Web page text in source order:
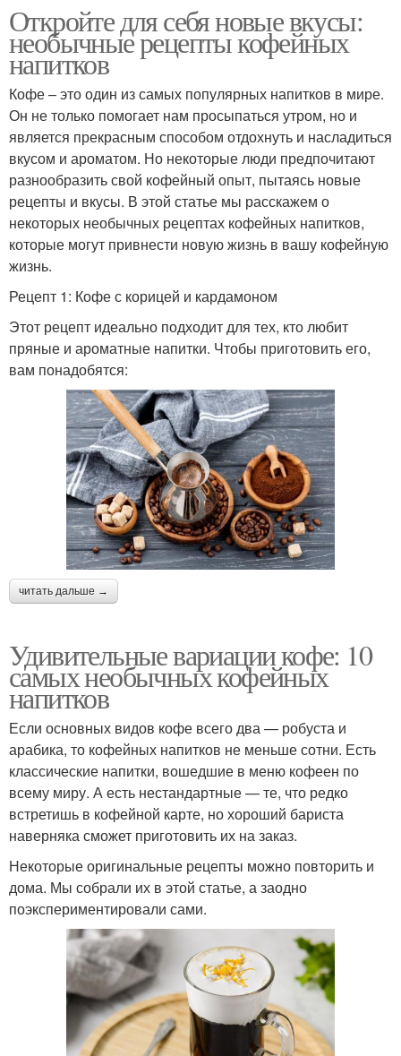
Откройте для себя новые вкусы:
необычные рецепты кофейных
напитков
Кофе – это один из самых популярных напитков в мире.
Он не только помогает нам просыпаться утром, но и
является прекрасным способом отдохнуть и насладиться
вкусом и ароматом. Но некоторые люди предпочитают
разнообразить свой кофейный опыт, пытаясь новые
рецепты и вкусы. В этой статье мы расскажем о
некоторых необычных рецептах кофейных напитков,
которые могут привнести новую жизнь в вашу кофейную
жизнь.
Рецепт 1: Кофе с корицей и кардамоном
Этот рецепт идеально подходит для тех, кто любит
пряные и ароматные напитки. Чтобы приготовить его,
вам понадобятся:
читать дальше →
Удивительные вариации кофе: 10
самых необычных кофейных
напитков
Если основных видов кофе всего два — робуста и
арабика, то кофейных напитков не меньше сотни. Есть
классические напитки, вошедшие в меню кофеен по
всему миру. А есть нестандартные — те, что редко
встретишь в кофейной карте, но хороший бариста
наверняка сможет приготовить их на заказ.
Некоторые оригинальные рецепты можно повторить и
дома. Мы собрали их в этой статье, а заодно
поэкспериментировали сами.